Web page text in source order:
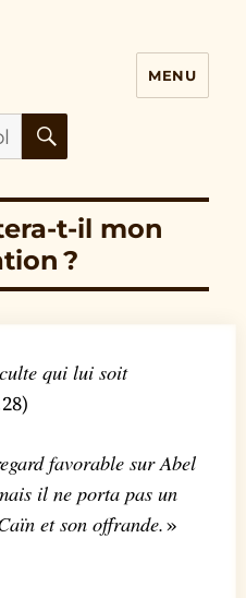
MENU
RECHERCHER
t-il mon
?
qui lui soit
favorable sur Abel
il ne porta pas un
et son offrande.»